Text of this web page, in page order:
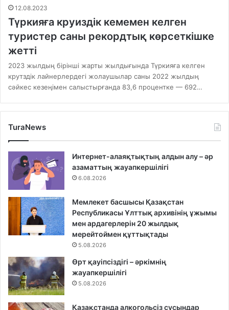
12.08.2023
Түркияға круиздік кемемен келген
туристер саны рекордтық көрсеткішке
жетті
2023 жылдың бірінші жарты жылдығында Түркияға келген
крутздік лайнерлердегі жолаушылар саны 2022 жылдың
сәйкес кезеңімен салыстырғанда 83,6 процентке — 692…
TuraNews
Интернет-алаяқтықтың алдын алу – әр
азаматтың жауапкершілігі
6.08.2026
Мемлекет басшысы Қазақстан
Республикасы Ұлттық архивінің ұжымы
мен ардагерлерін 20 жылдық
мерейтоймен құттықтады
5.08.2026
Өрт қауіпсіздігі – әркімнің
жауапкершілігі
5.08.2026
Қазақстанда алкогольсіз сусындар